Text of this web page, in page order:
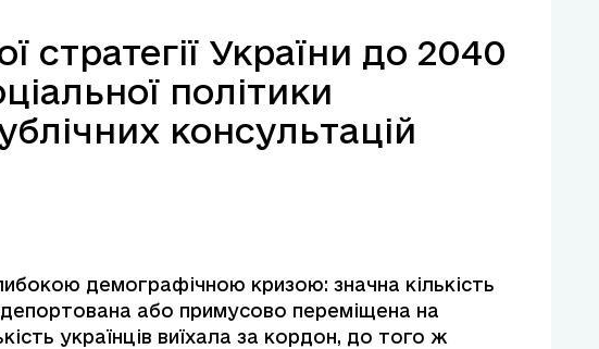
стратегії України до 2040
політики
консультацій
демографічною кризою: значна кількість
або примусово переміщена на
українців виїхала за кордон, до того ж